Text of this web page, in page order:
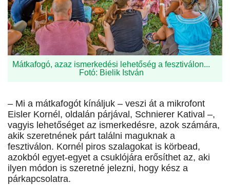
Mátkafogó, azaz ismerkedési lehetőség a fesztiválon...
Fotó: Bielik István
– Mi a mátkafogót kínáljuk – veszi át a mikrofont
Eisler Kornél, oldalán párjával, Schnierer Katival –,
vagyis lehetőséget az ismerkedésre, azok számára,
akik szeretnének párt találni maguknak a
fesztiválon. Kornél piros szalagokat is körbead,
azokból egyet-egyet a csuklójára erősíthet az, aki
ilyen módon is szeretné jelezni, hogy kész a
párkapcsolatra.